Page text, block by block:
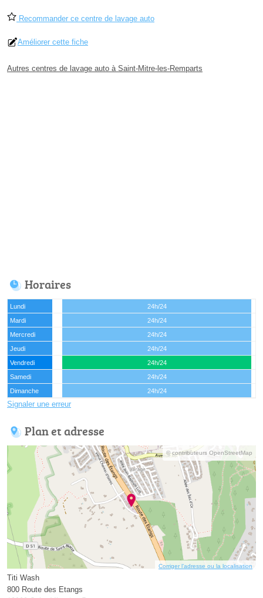
Recommander ce centre de lavage auto
Améliorer cette fiche
Autres centres de lavage auto à Saint-Mitre-les-Remparts
Horaires
Lundi
24h/24
Mardi
24h/24
Mercredi
24h/24
Jeudi
24h/24
Vendredi
24h/24
Samedi
24h/24
Dimanche
24h/24
Signaler une erreur
Plan et adresse
© contributeurs OpenStreetMap
Corriger l’adresse ou la localisation
Titi Wash
800 Route des Etangs